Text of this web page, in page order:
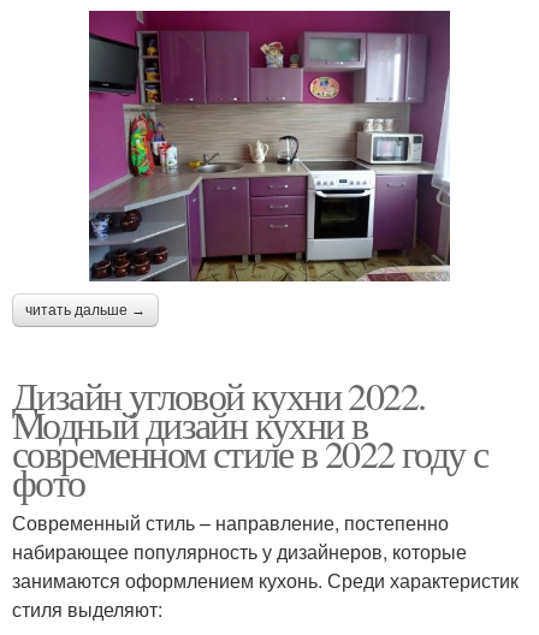
читать дальше →
Дизайн угловой кухни 2022.
Модный дизайн кухни в
современном стиле в 2022 году с
фото
Современный стиль – направление, постепенно
набирающее популярность у дизайнеров, которые
занимаются оформлением кухонь. Среди характеристик
стиля выделяют: